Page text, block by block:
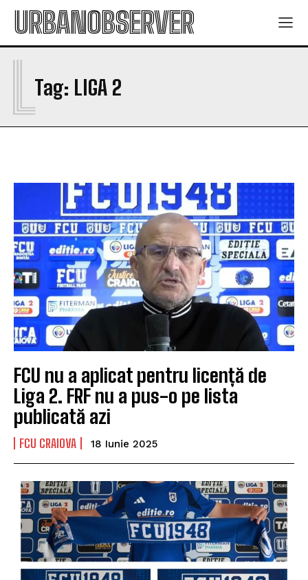
URBANOBSERVER
Tag: LIGA 2
L
FCU nu a aplicat pentru licență de
Liga 2. FRF nu a pus-o pe lista
publicată azi
FCU CRAIOVA 18 Iunie 2025